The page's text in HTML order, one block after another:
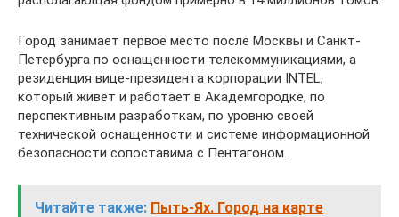
Город занимает первое место после Москвы и Санкт-
Петербурга по оснащенности телекоммуникациями, а
резиденция вице-президента корпорации INTEL,
который живет и работает в Академгородке, по
перспективным разработкам, по уровню своей
технической оснащенности и системе информационной
безопасности сопоставима с Пентагоном.
Читайте также: Пыть-Ях. Город на карте